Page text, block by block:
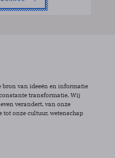
bron van ideeën en informatie
transformatie. Wij
verandert, van onze
onze cultuur, wetenschap